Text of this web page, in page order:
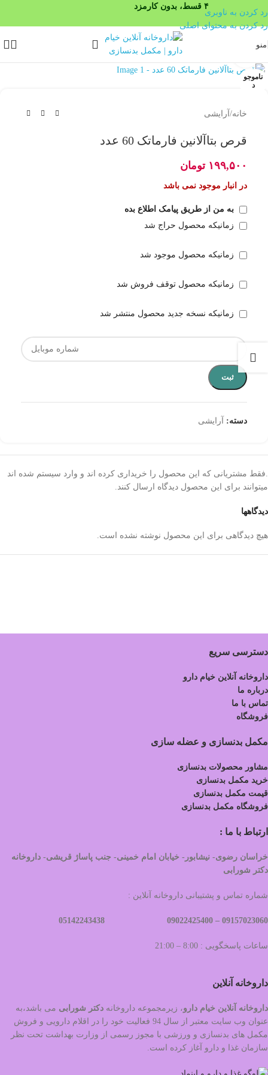
۴ قسط، بدون کارمزد
رد کردن به ناوبری
رد کردن به محتوای اصلی
منو
ناموجو
د
بزرگنمایی تصویر
خانه/ آرایشی
قرص بتاآلانین فارماتک 60 عدد
۱۹۹,۵۰۰ تومان
در انبار موجود نمی باشد
به من از طریق پیامک اطلاع بده
زمانیکه محصول حراج شد
زمانیکه محصول موجود شد
زمانیکه محصول توقف فروش شد
زمانیکه نسخه جدید محصول منتشر شد
ثبت
دسته: آرایشی
دیدگاهها
هیچ دیدگاهی برای این محصول نوشته نشده است.
.فقط مشتریانی که این محصول را خریداری کرده اند و وارد سیستم شده اند
میتوانند برای این محصول دیدگاه ارسال کنند.
دسترسی سریع
داروخانه آنلاین خیام دارو
درباره ما
تماس با ما
فروشگاه
مکمل بدنسازی و عضله سازی
مشاور محصولات بدنسازی
خرید مکمل بدنسازی
قیمت مکمل بدنسازی
فروشگاه مکمل بدنسازی
ارتباط با ما :
خراسان رضوی- نیشابور- خیابان امام خمینی- جنب پاساژ قریشی- داروخانه
دکتر شورابی
شماره تماس و پشتیبانی داروخانه آنلاین :
09157023060 –
ساعات پاسخگویی : 8:00 – 21:00
داروخانه آنلاین
داروخانه آنلاین خیام دارو، زیرمجموعه داروخانه دکتر شورابی می باشد،به
عنوان وب سایت معتبر از سال 94 فعالیت خود را در اقلام دارویی و فروش
مکمل های بدنسازی و ورزشی با مجوز رسمی از وزارت بهداشت تحت نظر
سازمان غذا و دارو آغاز کرده است.